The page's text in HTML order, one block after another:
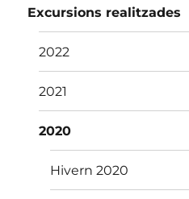
Excursions realitzades
2022
2021
2020
Hivern 2020